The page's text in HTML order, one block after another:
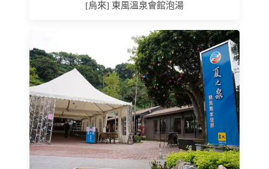
[烏來] 東風溫泉會館泡湯